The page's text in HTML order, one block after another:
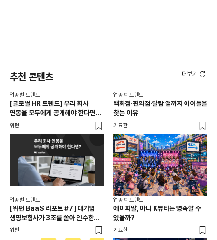
추천 콘텐츠 더보기
업종별 트렌드
[글로벌 HR 트렌드] 우리 회사
연봉을 모두에게 공개해야 한다면? |
급여 투명성 법, 해외 사례, 연봉
위펀
업종별 트렌드
백화점·편의점·알람 앱까지 아이돌을
찾는 이유
기묘한
업종별 트렌드
[위펀 BaaS 리포트 #7] 대기업
생명보험사가 3조를 쏟아 인수한
일본 BaaS 회사의 정체는?
위펀
업종별 트렌드
에이피알, 아니 K뷰티는 영속할 수
있을까?
기묘한